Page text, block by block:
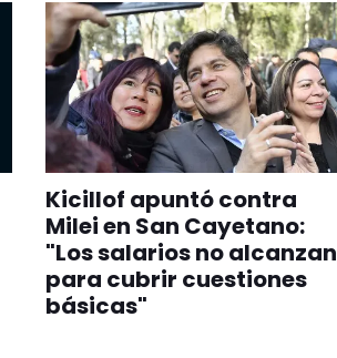
Kicillof apuntó contra
Milei en San Cayetano:
"Los salarios no alcanzan
para cubrir cuestiones
básicas"